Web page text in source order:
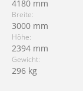
4180 mm
Breite:
3000 mm
Höhe:
2394 mm
Gewicht:
296 kg